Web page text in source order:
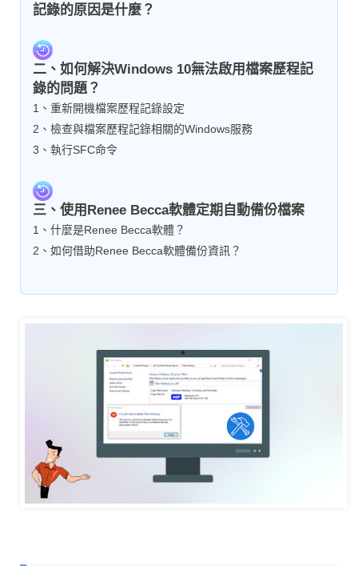
記錄的原因是什麼？
二、如何解決Windows 10無法啟用檔案歷程記
錄的問題？
1、重新開機檔案歷程記錄設定
2、檢查與檔案歷程記錄相關的Windows服務
3、執行SFC命令
三、使用Renee Becca軟體定期自動備份檔案
1、什麼是Renee Becca軟體？
2、如何借助Renee Becca軟體備份資訊？